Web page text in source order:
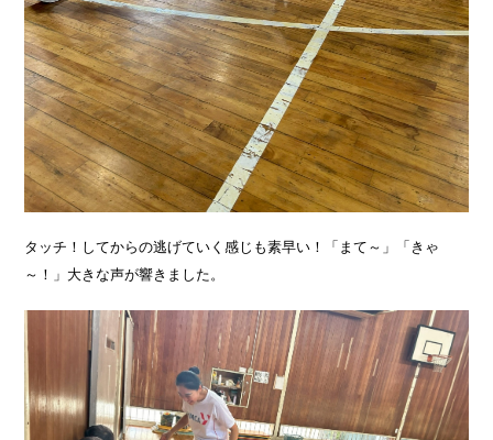
タッチ！してからの逃げていく感じも素早い！「まて～」「きゃ
～！」大きな声が響きました。